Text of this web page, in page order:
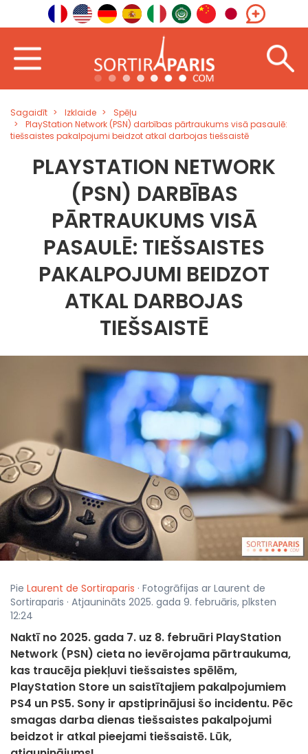
Sagaidīt Izklaide
Spēļu
PlayStation Network (PSN) darbības pārtraukums visā pasaulē:
tiešsaistes pakalpojumi beidzot atkal darbojas tiešsaistē
PLAYSTATION NETWORK
(PSN) DARBĪBAS
PĀRTRAUKUMS VISĀ
PASAULĒ: TIEŠSAISTES
PAKALPOJUMI BEIDZOT
ATKAL DARBOJAS
TIEŠSAISTĒ
Pie Laurent de Sortiraparis · Fotogrāfijas ar Laurent de
Sortiraparis · Atjaunināts 2025. gada 9. februāris, plksten
12:24
Naktī no 2025. gada 7. uz 8. februāri PlayStation
Network (PSN) cieta no ievērojama pārtraukuma,
kas traucēja piekļuvi tiešsaistes spēlēm,
PlayStation Store un saistītajiem pakalpojumiem
PS4 un PS5. Sony ir apstiprinājusi šo incidentu. Pēc
smagas darba dienas tiešsaistes pakalpojumi
beidzot ir atkal pieejami tiešsaistē. Lūk,